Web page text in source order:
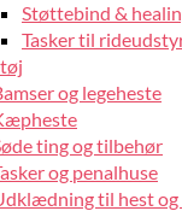
Støttebind &
Tasker til
og legeheste
ting og tilbehør
og penalhuse
til hest